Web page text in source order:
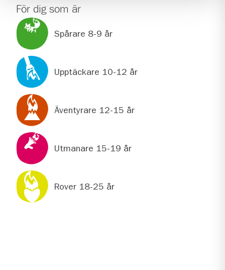
För dig som är
Spårare 8-9 år
Upptäckare 10-12 år
Äventyrare 12-15 år
Utmanare 15-19 år
Rover 18-25 år